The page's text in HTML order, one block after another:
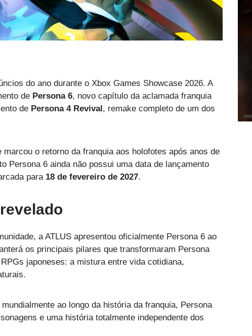
do ano durante o Xbox Games Showcase 2026. A
de Persona 6, novo capítulo da aclamada franquia
de Persona 4 Revival, remake completo de um dos
o retorno da franquia aos holofotes após anos de
Persona 6 ainda não possui uma data de lançamento
para 18 de fevereiro de 2027.
a ATLUS apresentou oficialmente Persona 6 ao
os principais pilares que transformaram Persona
japoneses: a mistura entre vida cotidiana,
ao longo da história da franquia, Persona
e uma história totalmente independente dos